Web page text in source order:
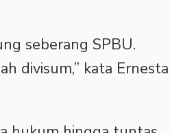
seberang SPBU.
divisum,” kata Ernesta